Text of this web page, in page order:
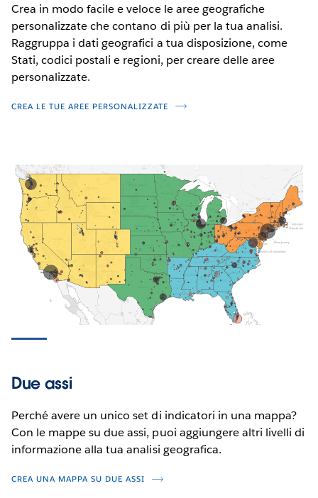
Crea in modo facile e veloce le aree geografiche
personalizzate che contano di più per la tua analisi.
Raggruppa i dati geografici a tua disposizione, come
Stati, codici postali e regioni, per creare delle aree
personalizzate.
CREA LE TUE AREE PERSONALIZZATE
Due assi
Perché avere un unico set di indicatori in una mappa?
Con le mappe su due assi, puoi aggiungere altri livelli di
informazione alla tua analisi geografica.
CREA UNA MAPPA SU DUE ASSI